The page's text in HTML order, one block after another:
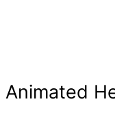
Animated H